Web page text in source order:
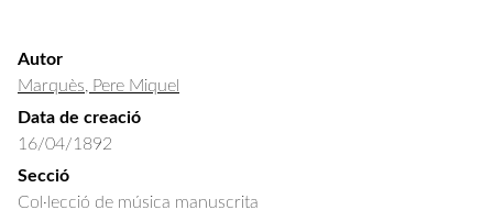
Autor
Marquès, Pere Miquel
Data de creació
16/04/1892
Secció
Col·lecció de música manuscrita